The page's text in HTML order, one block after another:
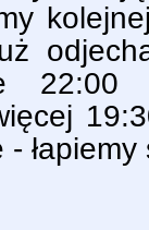
22:00
łapiemy